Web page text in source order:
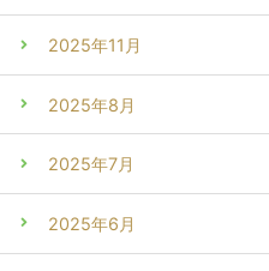
2025年11月
2025年8月
2025年7月
2025年6月